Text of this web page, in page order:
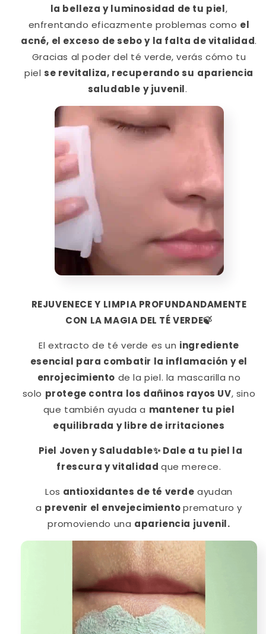
la belleza y luminosidad de tu piel,
enfrentando eficazmente problemas como el
acné, el exceso de sebo y la falta de vitalidad.
Gracias al poder del té verde, verás cómo tu
piel se revitaliza, recuperando su apariencia
saludable y juvenil.
REJUVENECE Y LIMPIA PROFUNDANDAMENTE
CON LA MAGIA DEL TÉ VERDE🍃
El extracto de té verde es un ingrediente
esencial para combatir la inflamación y el
enrojecimiento de la piel. la mascarilla no
solo protege contra los dañinos rayos UV, sino
que también ayuda a mantener tu piel
equilibrada y libre de irritaciones
Piel Joven y Saludable✨Dale a tu piel la
frescura y vitalidad que merece.
Los antioxidantes de té verde ayudan
a prevenir el envejecimiento prematuro y
promoviendo una apariencia juvenil.